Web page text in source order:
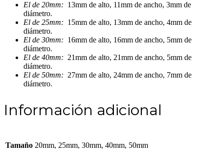
El de 20mm: 13mm de alto, 11mm de ancho, 3mm de
diámetro.
El de 25mm: 15mm de alto, 13mm de ancho, 4mm de
diámetro.
El de 30mm: 16mm de alto, 16mm de ancho, 5mm de
diámetro.
El de 40mm: 21mm de alto, 21mm de ancho, 5mm de
diámetro.
El de 50mm: 27mm de alto, 24mm de ancho, 7mm de
diámetro.
Información adicional
Tamaño 20mm, 25mm, 30mm, 40mm, 50mm